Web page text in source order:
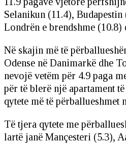
Selanikun (11.4),
Londrën e brendshme (10.8)
Në skajin më të
Odense në Danimarkë dhe
nevojë vetëm për 4.9 paga
për të blerë një apartament
qytete më të përballueshmet
Të tjera qytete me
lartë janë Mançesteri (5.3),